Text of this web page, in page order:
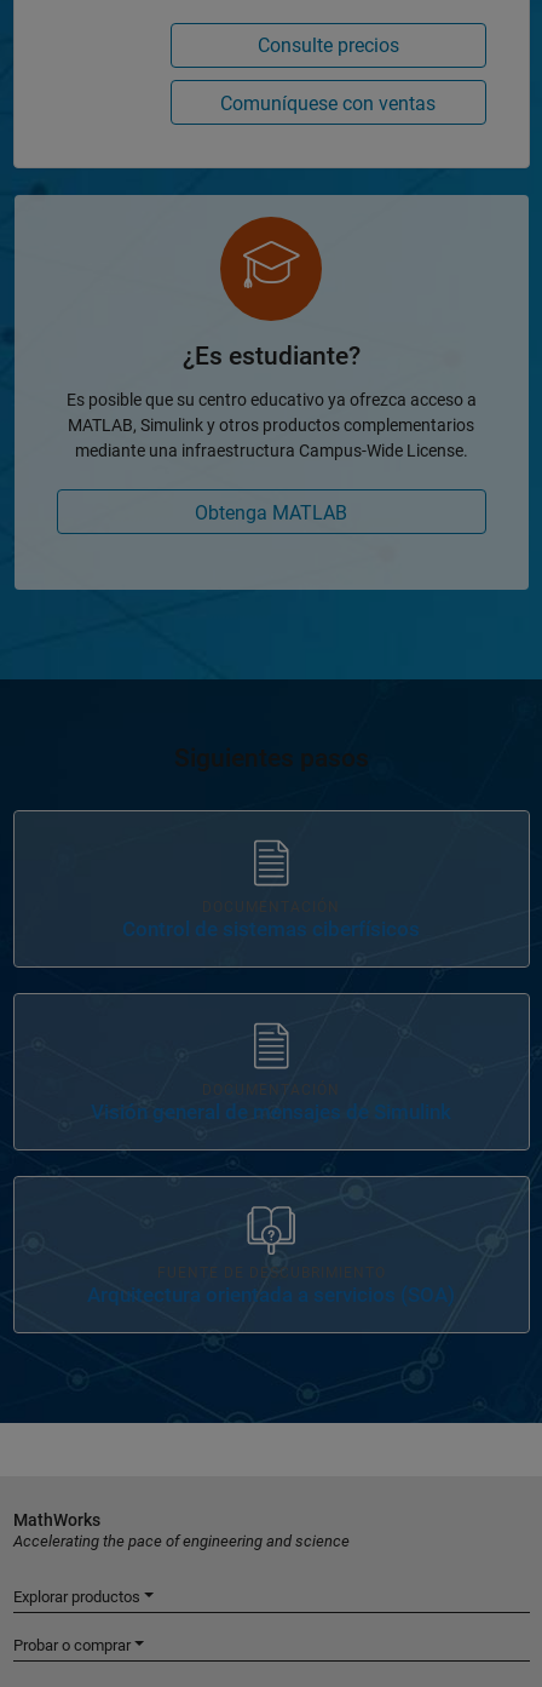
Consulte precios
Comuníquese con ventas
¿Es estudiante?
Es posible que su centro educativo ya ofrezca acceso a
MATLAB, Simulink y otros productos complementarios
mediante una infraestructura Campus-Wide License.
Obtenga MATLAB
Siguientes pasos
Control de sistemas ciberfísicos
Visión general de mensajes de Simulink
FUENTE DE DESCUBRIMIENTO
Arquitectura orientada a servicios (SOA)
MathWorks
Accelerating the pace of engineering and science
Explorar productos
Probar o comprar